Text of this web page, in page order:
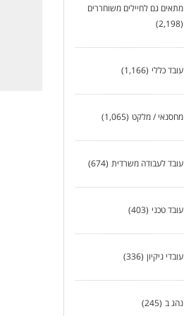
מתאים גם לחיילים משוחררים
(2,198)
עובד כללי (1,166)
מחסנאי / מלקט (1,065)
עובד לעבודה משרדית (674)
עובד טכני (403)
עובדי ניקיון (336)
נהג ב (245)